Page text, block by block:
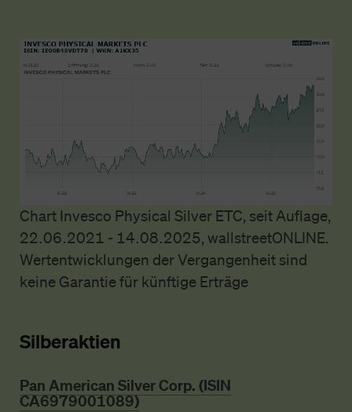
Chart Invesco Physical Silver ETC, seit Auflage,
22.06.2021 - 14.08.2025, wallstreetONLINE.
Wertentwicklungen der Vergangenheit sind
keine Garantie für künftige Erträge
Silberaktien
Pan American Silver Corp. (ISIN
CA6979001089)